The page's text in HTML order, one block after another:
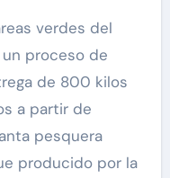
proceso de
de 800 kilos
a partir de
pesquera
producido por la